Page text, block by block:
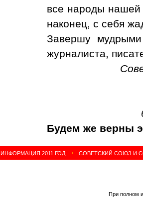
все народы нашей
наконец, с себя
Завершу мудрыми
журналиста,
Будем же верны
ИНФОРМАЦИЯ 2011 ГОД СОВЕТСКИЙ СОЮЗ И
При полном